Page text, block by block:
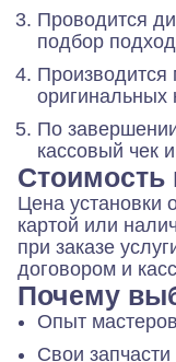
Проводится
подбор
Производится
оригинальных
По
кассовый чек
Стоимость
Цена установки
картой или
при заказе
договором и
Почему
Опыт
Свои запчасти